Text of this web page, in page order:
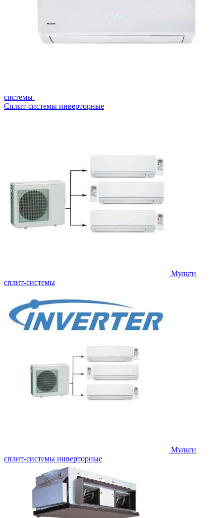
системы
Сплит-системы инверторные
Мульти
сплит-системы
Мульти
сплит-системы инверторные